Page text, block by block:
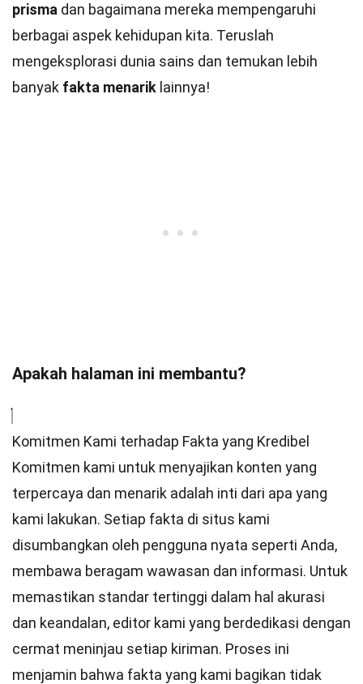
prisma dan bagaimana mereka mempengaruhi
berbagai aspek kehidupan kita. Teruslah
mengeksplorasi dunia sains dan temukan lebih
banyak fakta menarik lainnya!
Apakah halaman ini membantu?
Komitmen Kami terhadap Fakta yang Kredibel
Komitmen kami untuk menyajikan konten yang
terpercaya dan menarik adalah inti dari apa yang
kami lakukan. Setiap fakta di situs kami
disumbangkan oleh pengguna nyata seperti Anda,
membawa beragam wawasan dan informasi. Untuk
memastikan standar tertinggi dalam hal akurasi
dan keandalan, editor kami yang berdedikasi dengan
cermat meninjau setiap kiriman. Proses ini
menjamin bahwa fakta yang kami bagikan tidak